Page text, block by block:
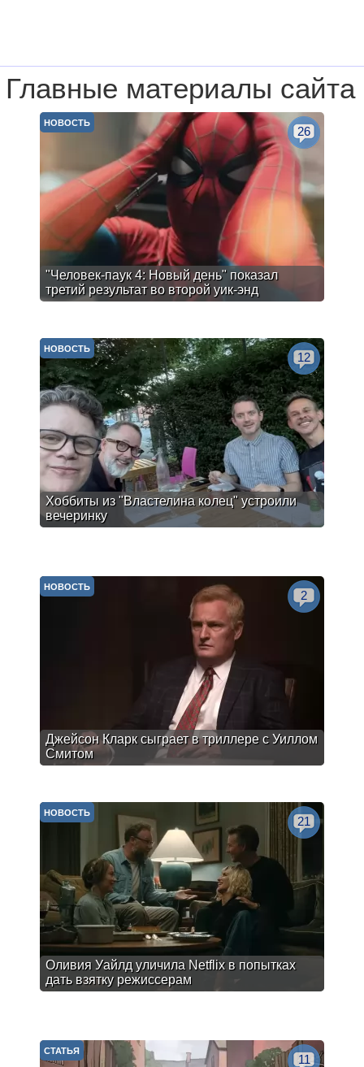
Главные материалы сайта
"Человек-паук 4: Новый день" показал
третий результат во второй уик-энд
НОВОСТЬ
26
Хоббиты из "Властелина колец" устроили
вечеринку
НОВОСТЬ
12
Джейсон Кларк сыграет в триллере с Уиллом
Смитом
НОВОСТЬ
2
Оливия Уайлд уличила Netflix в попытках
дать взятку режиссерам
НОВОСТЬ
21
СТАТЬЯ
11